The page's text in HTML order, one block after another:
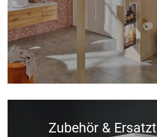
Zubehör &